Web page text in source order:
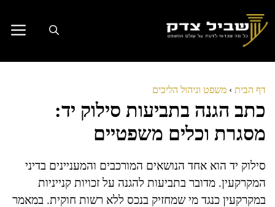
לתוכן
דף הבית › משפט וניהול הליכים
כתב הגנה בתביעות סילוק יד:
מסגרת וכלים משפטיים
סילוק יד הוא אחד הנושאים המורכבים והמעניינים בדיני
המקרקעין. מדובר בתביעות להגנה על זכויות קנייניות
במקרקעין כנגד מי שמחזיק בנכס ללא רשות חוקית. במאמר